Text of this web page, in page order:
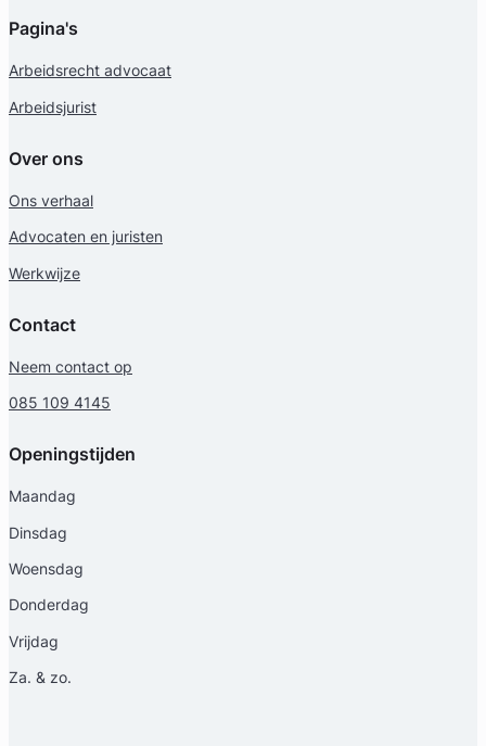
Pagina's
Arbeidsrecht advocaat
Arbeidsjurist
Over ons
Ons verhaal
Advocaten en juristen
Werkwijze
Contact
Neem contact op
085 109 4145
Openingstijden
Maandag
Dinsdag
Woensdag
Donderdag
Vrijdag
Za. & zo.